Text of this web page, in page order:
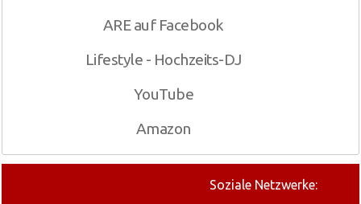
ARE auf Facebook
Lifestyle - Hochzeits-DJ
YouTube
Amazon
Soziale Netzwerke: